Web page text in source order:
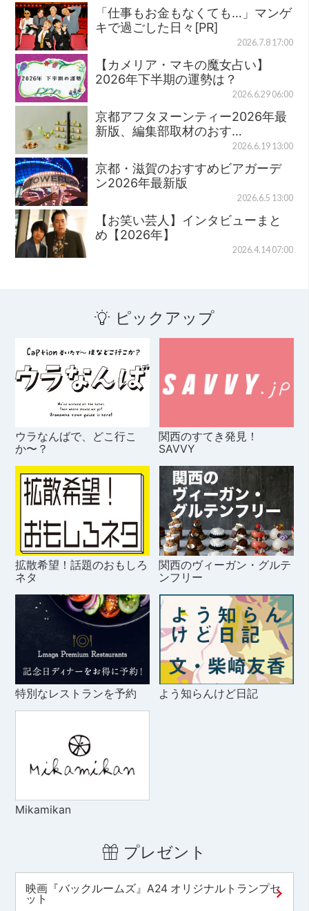
「仕事もお金もなくても…」マンゲ
キで過ごした日々[PR]
2026.7.8 17:00
【カメリア・マキの魔女占い】
2026年下半期の運勢は？
2026.6.29 06:00
京都アフタヌーンティー2026年最
新版、編集部取材のおす…
2026.6.19 13:00
京都・滋賀のおすすめビアガーデ
ン2026年最新版
2026.6.5 13:00
【お笑い芸人】インタビューまと
め【2026年】
2026.4.14 07:00
ピックアップ
ウラなんばで、どこ行こ
か〜？
関西のすてき発見！
SAVVY
拡散希望！話題のおもしろ
ネタ
関西のヴィーガン・グルテ
ンフリー
特別なレストランを予約 よう知らんけど日記
Mikamikan
プレゼント
映画『バックルームズ』A24 オリジナルトランプセ
ット